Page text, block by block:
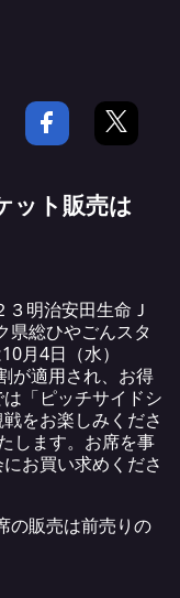
ット販売は
明治安田生命Ｊ
県総ひやごんスタ
月4日（水）
が適用され、お得
「ピッチサイドシ
をお楽しみくださ
します。お席を事
お買い求めくださ
の販売は前売りの